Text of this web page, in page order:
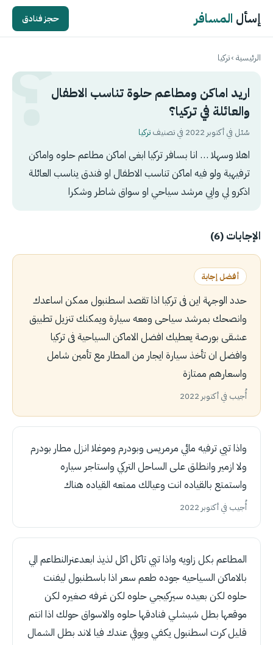
إسأل المسافر حجز فنادق
الرئيسية›تركيا
اريد اماكن ومطاعم حلوة تناسب الاطفال
والعائلة في تركيا؟
سُئل في أكتوبر 2022 في تصنيف تركيا
اهلا وسهلا … انا بسافر تركيا ابغى اماكن مطاعم حلوه واماكن
ترفيهية ولو فيه اماكن تناسب الاطفال او فندق يناسب العائلة
اذكرو لي وابي مرشد سياحي او سواق شاطر وشكرا
الإجابات (6)
أفضل إجابة
حدد الوجهة اين فى تركيا اذا تقصد اسطنبول ممكن اساعدك
وانصحك بمرشد سياحى ومعه سيارة ويمكنك تنزيل تطبيق
عشقى بورصة يعطيك افضل الاماكن السياحية فى تركيا
وافضل ان تأخذ سيارة ايجار من المطار مع تأمين شامل
واسعارهم ممتازة
أُجيب في أكتوبر 2022
واذا تبي ترفيه مائي مرمريس وبودرم وموغلا انزل مطار بودرم
ولا ازمير وانطلق على الساحل التركي واستاجر سياره
واستمتع بالقياده انت وعيالك ممتعه القياده هناك
أُجيب في أكتوبر 2022
المطاعم بكل زاويه واذا تبي تاكل اكل لذيذ ابعدعنرالنطاعم الي
بالاماكن السياحيه جوده طعم سعر اذا باسطنبول ليفنت
حلوه لكن بعيده سيركيجي حلوه لكن غرفه صغيره لكن
موقعها بطل شيشلي فنادقها حلوه والاسواق حولك اذا انتم
قليل كرت اسطنبول يكفي ويوفي عندك فيا لاند بطل الشمال